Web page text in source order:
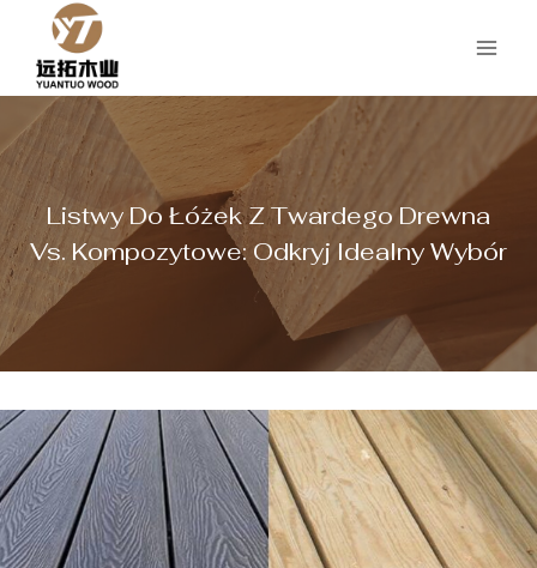
Przejdź
treści
Listwy Do Łóżek Z Twardego Drewna
Vs. Kompozytowe: Odkryj Idealny Wybór